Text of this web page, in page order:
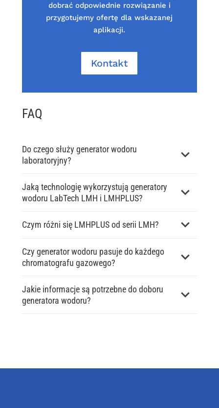
dobrać odpowiednie rozwiązanie i
przygotujemy ofertę dla wskazanej
aplikacji.
Kontakt
FAQ
Do czego służy generator wodoru
laboratoryjny?
Jaką technologię wykorzystują generatory
wodoru LabTech LMH i LMHPLUS?
Czym różni się LMHPLUS od serii LMH?
Czy generator wodoru pasuje do każdego
chromatografu gazowego?
Jakie informacje są potrzebne do doboru
generatora wodoru?